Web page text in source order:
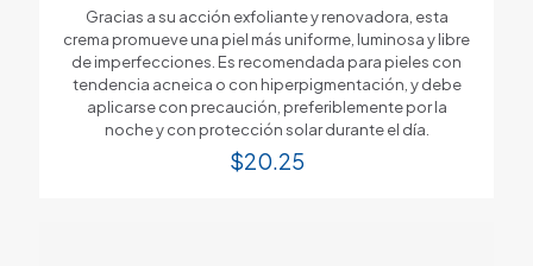
Gracias a su acción exfoliante y renovadora, esta
crema promueve una piel más uniforme, luminosa y libre
de imperfecciones. Es recomendada para pieles con
tendencia acneica o con hiperpigmentación, y debe
aplicarse con precaución, preferiblemente por la
noche y con protección solar durante el día.
$20.25